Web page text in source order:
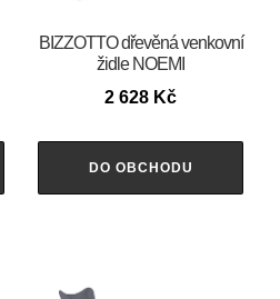
BIZZOTTO dřevěná venkovní
židle NOEMI
2 628 Kč
DO OBCHODU